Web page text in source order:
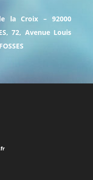
la Croix – 92000
72, Avenue Louis